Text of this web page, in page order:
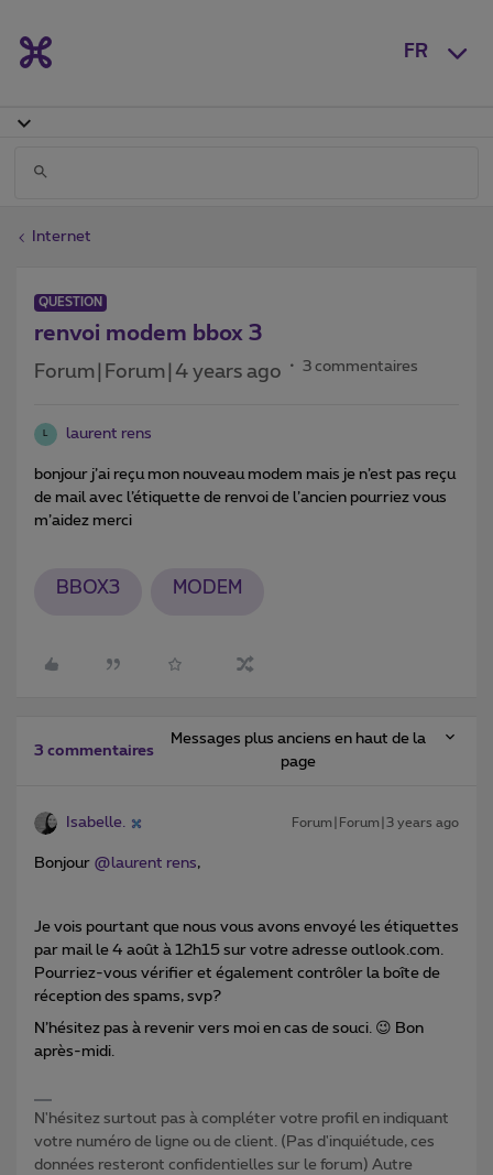
FR
Internet
QUESTION
renvoi modem bbox 3
Forum|Forum|4 years ago 3 commentaires
L laurent rens
bonjour j’ai reçu mon nouveau modem mais je n’est pas reçu
de mail avec l’étiquette de renvoi de l’ancien pourriez vous
m’aidez merci
BBOX3 MODEM
3 commentaires
Messages plus anciens en haut de la
page
Isabelle. Forum|Forum|3 years ago
Bonjour @laurent rens,
Je vois pourtant que nous vous avons envoyé les étiquettes
par mail le 4 août à 12h15 sur votre adresse outlook.com.
Pourriez-vous vérifier et également contrôler la boîte de
réception des spams, svp?
N’hésitez pas à revenir vers moi en cas de souci. 😉 Bon
après-midi.
N'hésitez surtout pas à compléter votre profil en indiquant
votre numéro de ligne ou de client. (Pas d'inquiétude, ces
données resteront confidentielles sur le forum) Autre